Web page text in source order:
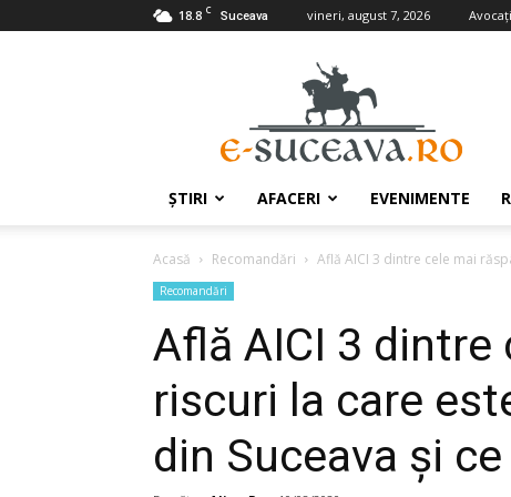
18.8 C Suceava vineri, august 7, 2026
ŞTIRI AFACERI EVENIMENTE
Acasă Recomandări Află AICI 3 dintre cele mai
Recomandări
Află AICI 3
riscuri la care
din Suceava și